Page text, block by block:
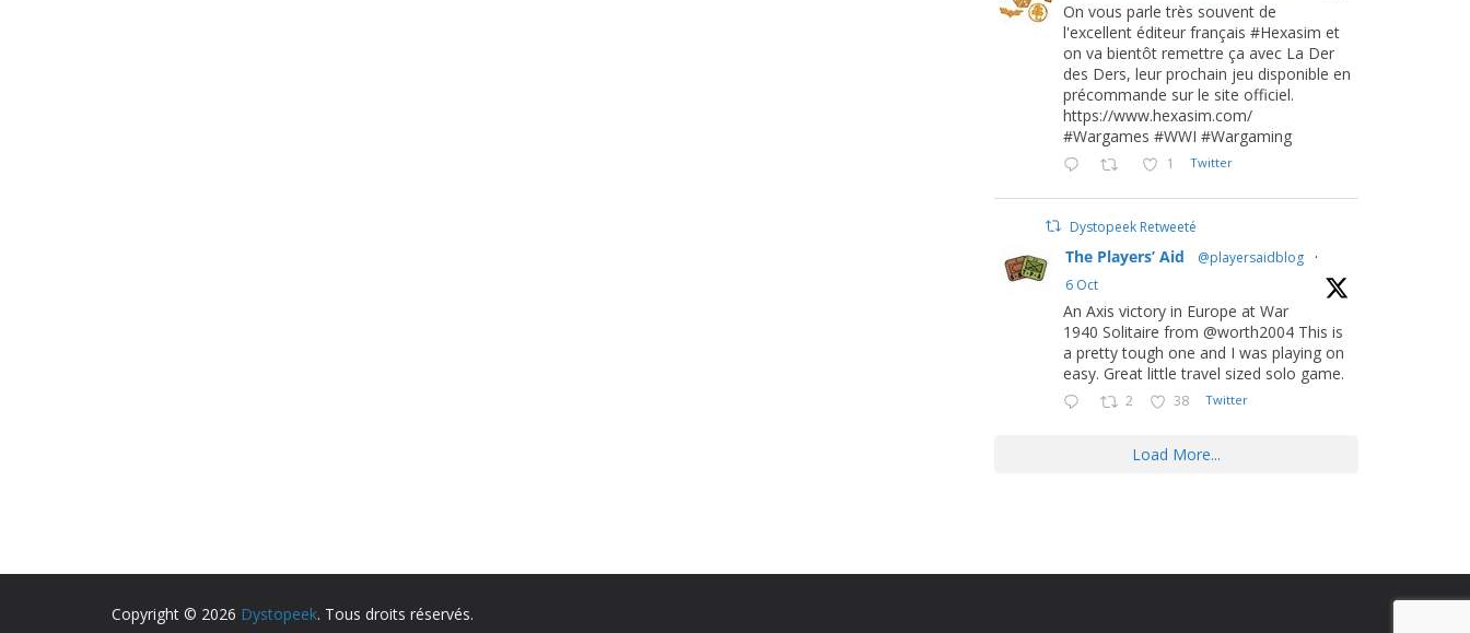
On vous parle très souvent de
l'excellent éditeur français #Hexasim et
on va bientôt remettre ça avec La Der
des Ders, leur prochain jeu disponible en
précommande sur le site officiel.
https://www.hexasim.com/
#Wargames #WWI #Wargaming
1 Twitter
Dystopeek Retweeté
The Players’ Aid @playersaidblog
·
6 Oct
An Axis victory in Europe at War
1940 Solitaire from @worth2004 This is
a pretty tough one and I was playing on
easy. Great little travel sized solo game.
2 38 Twitter
Load More...
Copyright © 2026 Dystopeek. Tous droits réservés.